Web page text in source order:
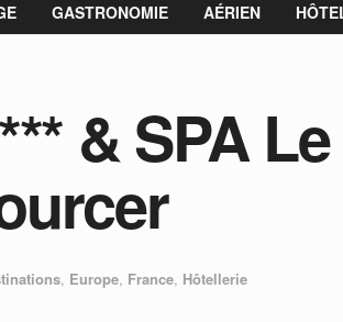
GASTRONOMIE AÉRIEN
& SPA
, Europe, France, Hôtellerie